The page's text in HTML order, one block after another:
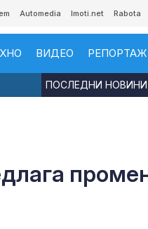
Automedia Imoti.net Rabota
ВИДЕО
ПОСЛЕДНИ НОВИНИ